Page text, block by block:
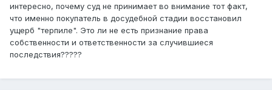
интересно, почему суд не принимает во внимание тот факт,
что именно покупатель в досудебной стадии восстановил
ущерб "терпиле". Это ли не есть признание права
собственности и ответственности за случившиеся
последствия?????